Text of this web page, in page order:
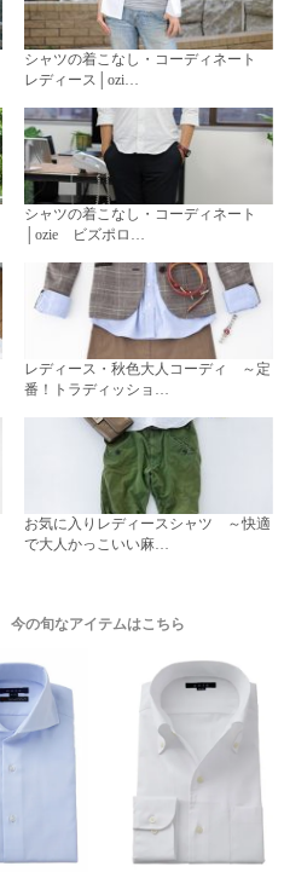
シャツの着こなし・コーディネート
レディース│ozi…
シャツの着こなし・コーディネート
│ozie ビズポロ…
レディース・秋色大人コーディ ～定
番！トラディッショ…
お気に入りレディースシャツ ～快適
で大人かっこいい麻…
今の旬なアイテムはこちら